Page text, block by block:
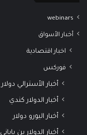
webinars
أخبار الأسواق
اخبار اقتصادية
فوركس
أخبار الأسترالي دولار
أخبار الدولار كندي
أخبار اليورو دولار
أخبار الدولار ين ياباني